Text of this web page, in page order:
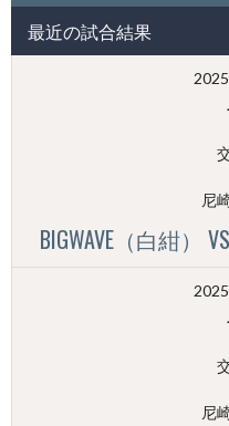
投
（月
最近の試合結果
尼
BIGWAVE（白紺）
尼